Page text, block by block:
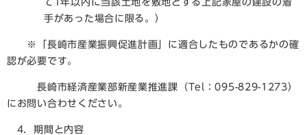
て1年以内に当該土地を敷地とする上記家屋の建設の着
手があった場合に限る。）
※「長崎市産業振興促進計画」に適合したものであるかの確
認が必要です。
長崎市経済産業部新産業推進課（Tel：095-829-1273）
にお問い合わせください。
4．期間と内容